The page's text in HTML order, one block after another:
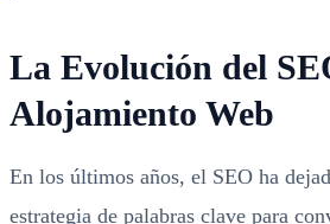
La Evolución del
Alojamiento Web
En los últimos años, el SEO ha
estrategia de palabras clave para